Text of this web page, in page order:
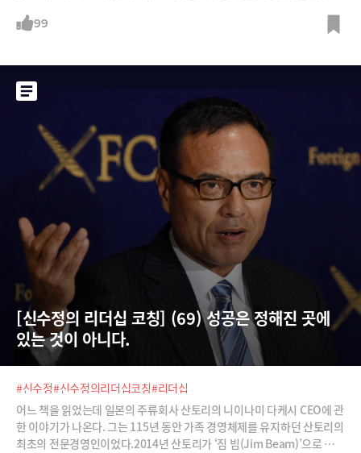
싶어하고, 베풀고 가르치며 선한 뜻으로 살고자 한다. 그러나 극단적 구성
99
[신수정의 리더십 코칭] (69) 성공은 정해진 곳에
있는 것이 아니다.
#신수정#신수정의리더십코칭#리더십
어느 책을 읽었는데 일본의 주류회사 산토리의 니이나미 다케시 CEO에 관
한 이야기가 나온다. 그는 115년 동안 가족 경영체제를 유지하던 산토리의
최초의 전문경영인이었다.2014년 산토리가 ‘짐 빔(Jim Beam)’으로 유명